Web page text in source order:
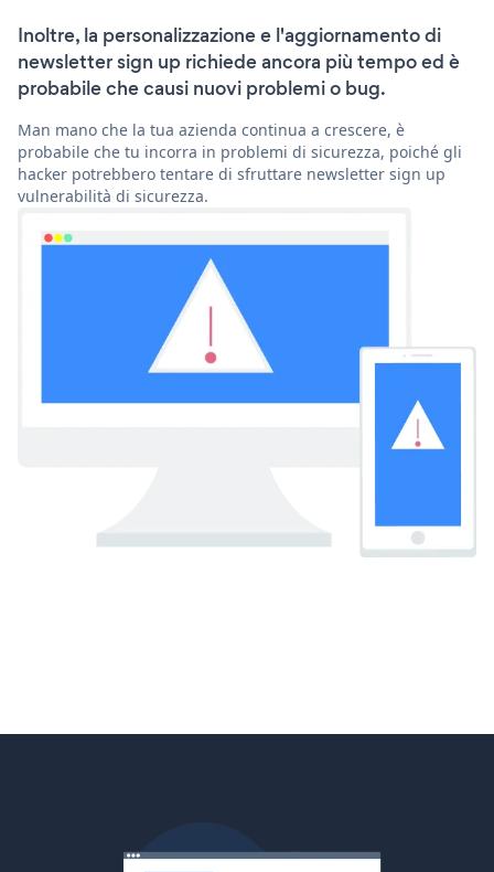
Inoltre, la personalizzazione e l'aggiornamento di
newsletter sign up richiede ancora più tempo ed è
probabile che causi nuovi problemi o bug.
Man mano che la tua azienda continua a crescere, è
probabile che tu incorra in problemi di sicurezza, poiché gli
hacker potrebbero tentare di sfruttare newsletter sign up
vulnerabilità di sicurezza.